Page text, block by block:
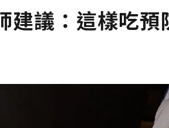
建議：這樣吃預